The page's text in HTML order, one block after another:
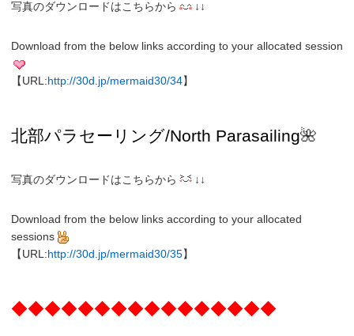
写真のダウンロードはこちらから ↓↓
Download from the below links according to your allocated session
【URL:http://30d.jp/mermaid30/34】
北部パラセーリング/North Parasailing🌺
写真のダウンロードはこちらから ↓↓
Download from the below links according to your allocated
sessions
【URL:http://30d.jp/mermaid30/35】
◆◆◆◆◆◆◆◆◆◆◆◆◆◆◆◆